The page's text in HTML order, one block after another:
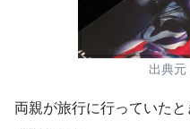
出典元
両親が旅行に行っていた